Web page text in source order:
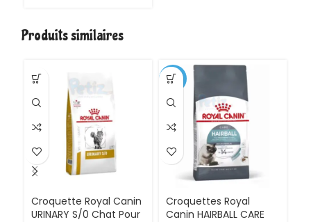
Produits similaires
Croquette Royal Canin
URINARY S/0 Chat Pour
-1%
Croquettes Royal
Canin HAIRBALL CARE